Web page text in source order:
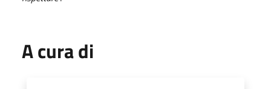
A cura di